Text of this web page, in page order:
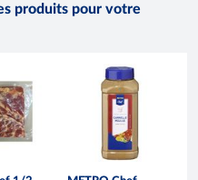
produits pour votre